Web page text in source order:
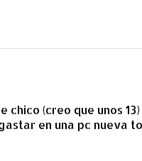
(creo que unos
en una pc nueva